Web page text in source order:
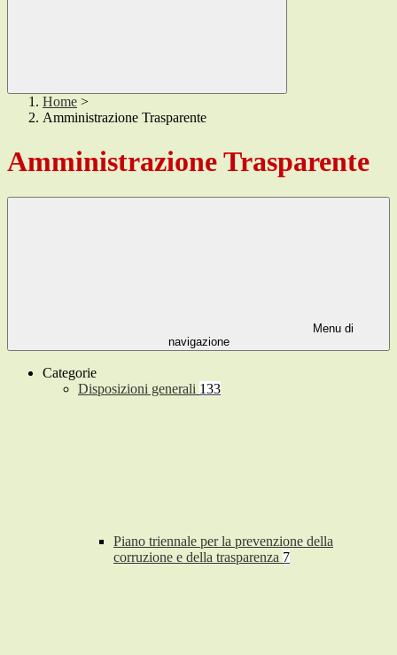
Home >
Amministrazione Trasparente
Amministrazione Trasparente
Menu di
navigazione
Categorie
Disposizioni generali 133
Piano triennale per la prevenzione della
corruzione e della trasparenza 7